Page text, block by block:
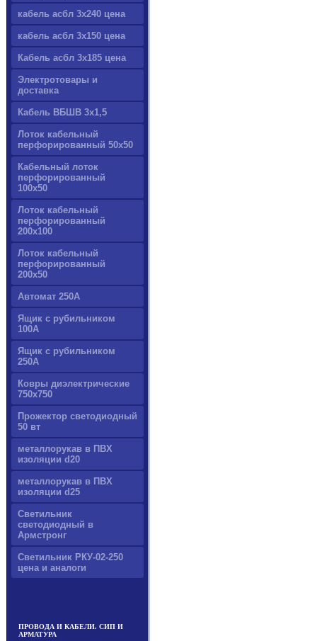
кабель асбл 3х240 цена
кабель асбл 3х150 цена
Кабель асбл 3х185 цена
Электротовары и
доставка
Кабель ВБШВ 3х1,5
Лоток кабельный
перфорированный 50х50
Кабельный лоток
перфорированный
100х50
Лоток кабельный
перфорированный
200х100
Лоток кабельный
перфорированный
200х50
Автомат 250А
Ящик с рубильником
100А
Ящик с рубильником
250А
Ковры диэлектрические
750х750
Прожектор светодиодный
50 вт
металлорукав в ПВХ
изоляции d20
металлорукав в ПВХ
изоляции d25
Светильник
светодиодный в
Армстронг
Светильник РКУ-02-250
цена и аналоги
ПРОВОДА И КАБЕЛИ. СИП И
АРМАТУРА